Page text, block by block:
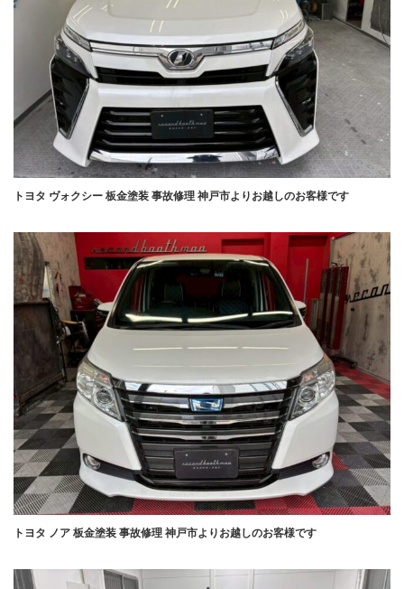
トヨタ ヴォクシー 板金塗装 事故修理 神戸市よりお越しのお客様です
トヨタ ノア 板金塗装 事故修理 神戸市よりお越しのお客様です